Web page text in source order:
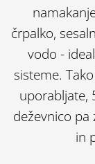
črpalko,
vodo -
sisteme.
uporabljate,
deževnico
in